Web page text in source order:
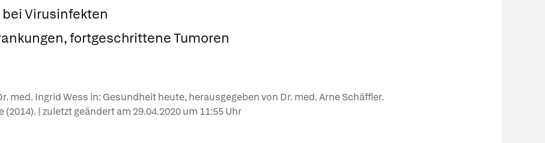
Virusinfekten
fortgeschrittene Tumoren
med. Ingrid Wess in: Gesundheit heute, herausgegeben von Dr. med. Arne Schäffler.
(2014). | zuletzt geändert am 29.04.2020um 11:55 Uhr